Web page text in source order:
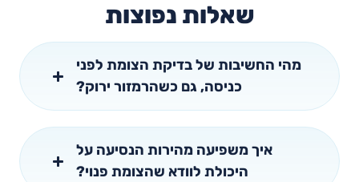
שאלות נפוצות
מהי החשיבות של בדיקת הצומת לפני
כניסה, גם כשהרמזור ירוק?
איך משפיעה מהירות הנסיעה על
היכולת לוודא שהצומת פנוי?